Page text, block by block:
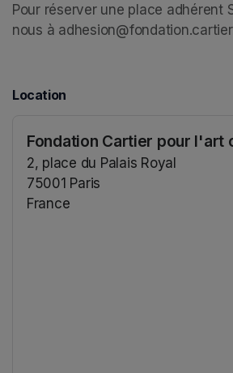
Pour réserver une place adhérent
nous à
Location
Fondation Cartier pour l'art
2, place du Palais Royal
75001 Paris
France